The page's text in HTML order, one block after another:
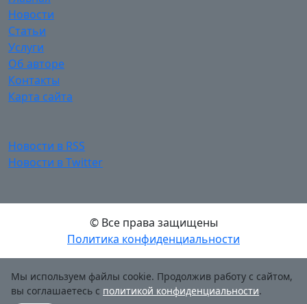
Новости
Статьи
Услуги
Об авторе
Контакты
Карта сайта
Новости в RSS
Новости в Twitter
© Все права защищены
Политика конфиденциальности
Мы используем файлы cookie. Продолжив работу с сайтом,
вы соглашаетесь с политикой конфиденциальности.